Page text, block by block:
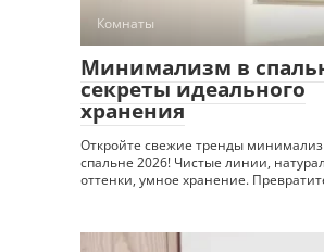
Комнаты
Минимализм в
секреты идеального
хранения
Откройте свежие тренды
спальне 2026! Чистые линии,
оттенки, умное хранение.